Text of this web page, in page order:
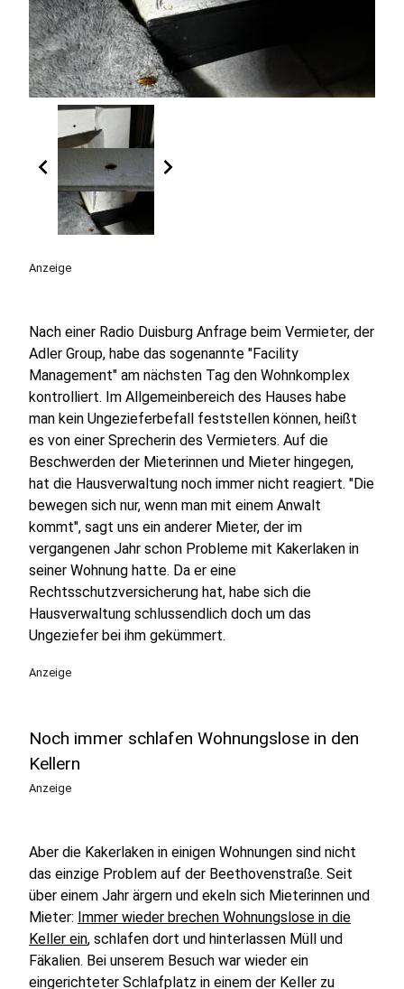
chevron_left chevron_right
Anzeige
Nach einer Radio Duisburg Anfrage beim Vermieter, der
Adler Group, habe das sogenannte "Facility
Management" am nächsten Tag den Wohnkomplex
kontrolliert. Im Allgemeinbereich des Hauses habe
man kein Ungezieferbefall feststellen können, heißt
es von einer Sprecherin des Vermieters. Auf die
Beschwerden der Mieterinnen und Mieter hingegen,
hat die Hausverwaltung noch immer nicht reagiert. "Die
bewegen sich nur, wenn man mit einem Anwalt
kommt", sagt uns ein anderer Mieter, der im
vergangenen Jahr schon Probleme mit Kakerlaken in
seiner Wohnung hatte. Da er eine
Rechtsschutzversicherung hat, habe sich die
Hausverwaltung schlussendlich doch um das
Ungeziefer bei ihm gekümmert.
Anzeige
Noch immer schlafen Wohnungslose in den
Kellern
Anzeige
Aber die Kakerlaken in einigen Wohnungen sind nicht
das einzige Problem auf der Beethovenstraße. Seit
über einem Jahr ärgern und ekeln sich Mieterinnen und
Mieter: Immer wieder brechen Wohnungslose in die
Keller ein, schlafen dort und hinterlassen Müll und
Fäkalien. Bei unserem Besuch war wieder ein
eingerichteter Schlafplatz in einem der Keller zu